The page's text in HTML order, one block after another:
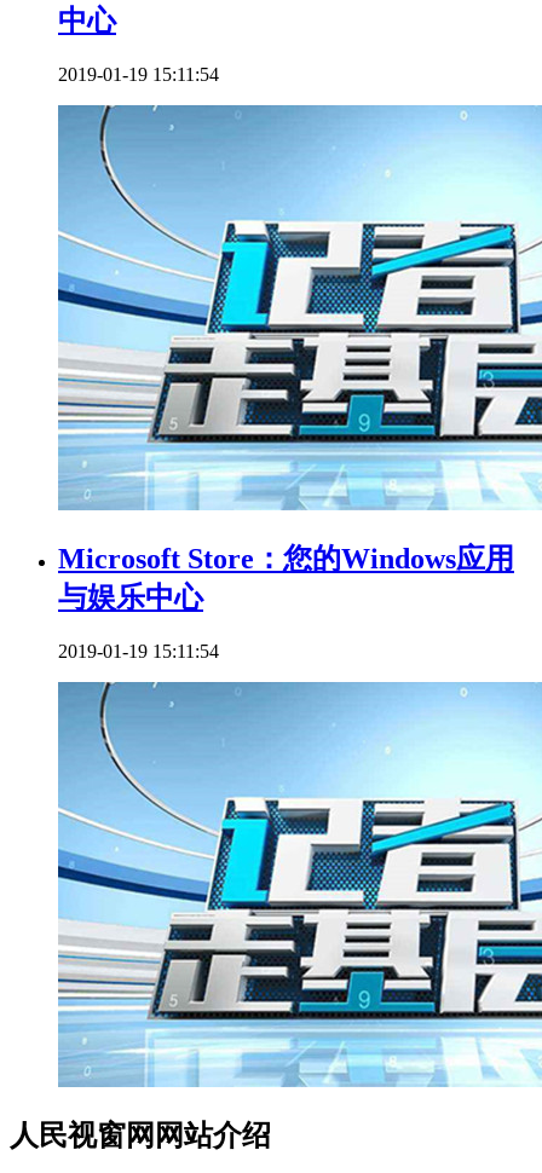
中心
2019-01-19 15:11:54
Microsoft Store：您的Windows应用
与娱乐中心
2019-01-19 15:11:54
人民视窗网网站介绍